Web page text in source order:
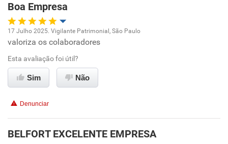
Boa Empresa
Oportunidade de promoção
Ambiente de trabalho
Benefícios
17 Julho 2025. Vigilante Patrimonial, São Paulo
valoriza os colaboradores
Esta avaliação foi útil?
Sim Não
Denunciar
BELFORT EXCELENTE EMPRESA